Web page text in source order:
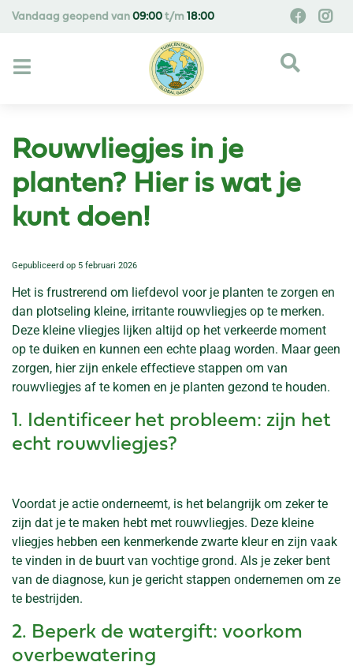
Vandaag geopend van 09:00 t/m 18:00
Rouwvliegjes in je
planten? Hier is wat je
kunt doen!
Gepubliceerd op 5 februari 2026
Het is frustrerend om liefdevol voor je planten te zorgen en
dan plotseling kleine, irritante rouwvliegjes op te merken.
Deze kleine vliegjes lijken altijd op het verkeerde moment
op te duiken en kunnen een echte plaag worden. Maar geen
zorgen, hier zijn enkele effectieve stappen om van
rouwvliegjes af te komen en je planten gezond te houden.
1. Identificeer het probleem: zijn het
echt rouwvliegjes?
Voordat je actie onderneemt, is het belangrijk om zeker te
zijn dat je te maken hebt met rouwvliegjes. Deze kleine
vliegjes hebben een kenmerkende zwarte kleur en zijn vaak
te vinden in de buurt van vochtige grond. Als je zeker bent
van de diagnose, kun je gericht stappen ondernemen om ze
te bestrijden.
2. Beperk de watergift: voorkom
overbewatering